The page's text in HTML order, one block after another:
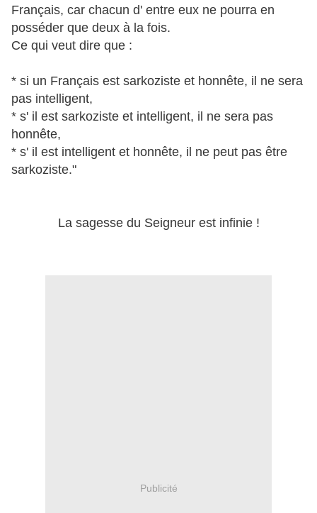
Français, car chacun d' entre eux ne pourra en
posséder que deux à la fois.
Ce qui veut dire que :
* si un Français est sarkoziste et honnête, il ne sera
pas intelligent,
* s' il est sarkoziste et intelligent, il ne sera pas
honnête,
* s' il est intelligent et honnête, il ne peut pas être
sarkoziste."
La sagesse du Seigneur est infinie !
Publicité